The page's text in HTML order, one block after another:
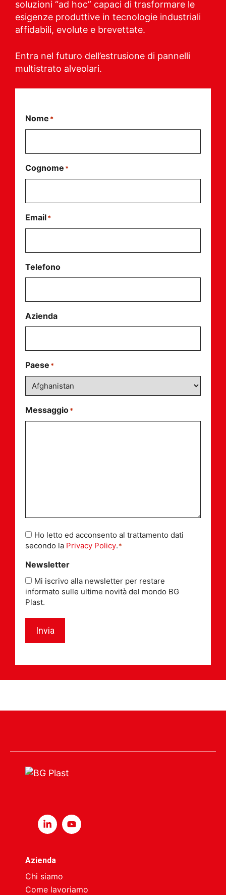
soluzioni “ad hoc” capaci di trasformare le
esigenze produttive in tecnologie industriali
affidabili, evolute e brevettate.
Entra nel futuro dell’estrusione di pannelli
multistrato alveolari.
Nome *
Cognome *
Email*
Telefono
Azienda
Paese *
Messaggio*
Consenso*
Ho letto ed acconsento al trattamento dati
secondo la Privacy Policy.*
Newsletter
Mi iscrivo alla newsletter per restare
informato sulle ultime novità del mondo BG
Plast.
Invia
Azienda
Chi siamo
Come lavoriamo